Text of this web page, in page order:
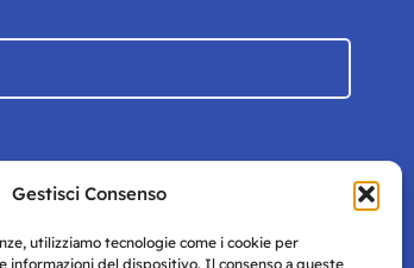
Gestisci Consenso
utilizziamo tecnologie come i cookie per
informazioni del dispositivo. Il consenso a queste